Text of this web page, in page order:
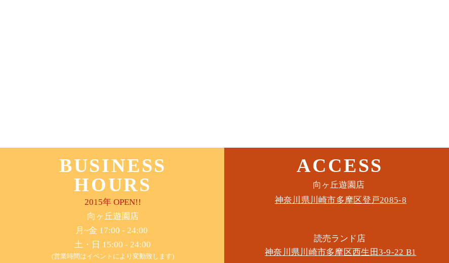
このイベントをシェア
BUSINESS
HOURS
2015年 OPEN!!
​向ヶ丘遊園店
月~金 17:00 - 24:00
土・日 15:00 - 24:00
(営業時間はイベントにより変動致します)
ACCESS
​向ヶ丘遊園店
神奈川県川崎市多摩区​登戸2085-8
​読売ランド店
神奈川県川崎市多摩区​西生田3-9-22 B1